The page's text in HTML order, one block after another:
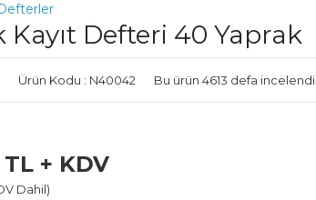
Kayıt Defteri 40 Yaprak
Ürün Kodu : N40042 Bu ürün 4613 defa incelendi
+ KDV
Dahil)